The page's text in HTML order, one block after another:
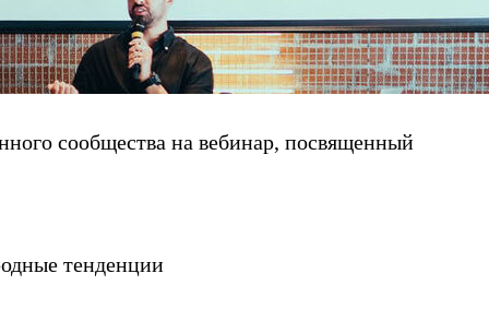
сообщества на вебинар, посвященный
тенденции